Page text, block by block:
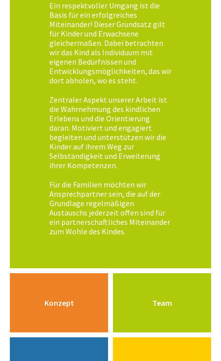
Ein respektvoller Umgang ist die
Basis für ein erfolgreiches
Miteinander! Dieser Grundsatz gilt
für Kinder und Erwachsene
gleichermaßen. Dabei betrachten
wir das Kind als Individuum mit
eigenen Bedürfnissen und
Entwicklungsmöglichkeiten, das wir
dort abholen, wo es steht.
Zentraler Aspekt unserer Arbeit ist
die Wahrnehmung des kindlichen
Erlebens und die Orientierung
daran. Motiviert und engagiert
begleiten und unterstützen wir die
Kinder auf ihrem Weg zur
Selbständigkeit und Erweiterung
ihrer Kompetenzen.
Für die Familien möchten wir
Ansprechpartner sein, die auf der
Grundlage regelmäßigen
Austauschs jederzeit offen sind für
ein partnerschaftliches Miteinander
zum Wohle des Kindes.
Konzept Team